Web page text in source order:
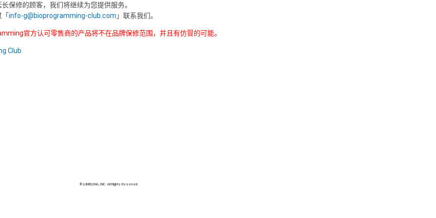
保修的顾客，我们将继续为您提供服务。
info-g@bioprogramming-club.com 」联系我们。
官方认可零售商的产品将不在品牌保修范围，并且有仿冒的可能。
Club
© LUMIELINA, INC. All Rights Reserved.